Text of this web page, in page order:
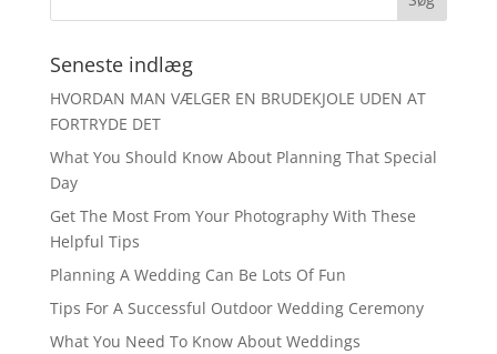
Seneste indlæg
HVORDAN MAN VÆLGER EN BRUDEKJOLE UDEN AT
FORTRYDE DET
What You Should Know About Planning That Special
Day
Get The Most From Your Photography With These
Helpful Tips
Planning A Wedding Can Be Lots Of Fun
Tips For A Successful Outdoor Wedding Ceremony
What You Need To Know About Weddings